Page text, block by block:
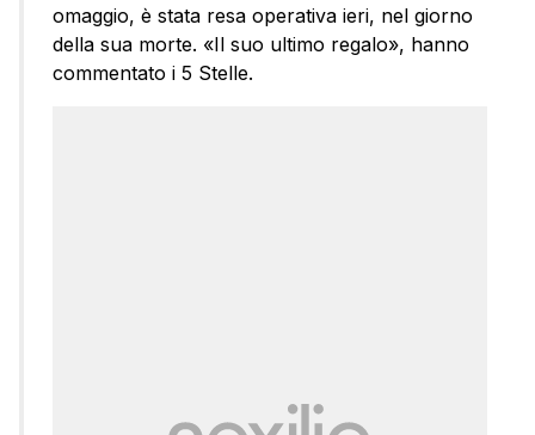
omaggio, è stata resa operativa ieri, nel giorno
della sua morte. «Il suo ultimo regalo», hanno
commentato i 5 Stelle.